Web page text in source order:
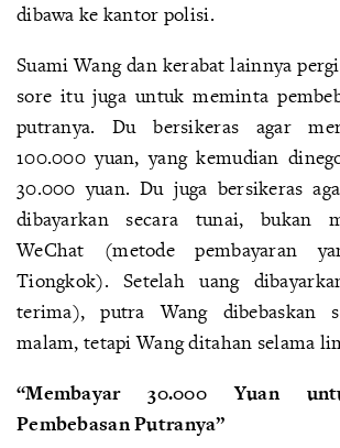
dibawa ke kantor polisi.
Suami Wang dan kerabat lainnya
sore itu juga untuk meminta
putranya. Du bersikeras agar
100.000 yuan, yang kemudian
30.000 yuan. Du juga bersikeras
dibayarkan secara tunai, bukan
WeChat (metode pembayaran
Tiongkok). Setelah uang
terima), putra Wang dibebaskan
malam, tetapi Wang ditahan selama
“Membayar 30.000 Yuan
Pembebasan Putranya”